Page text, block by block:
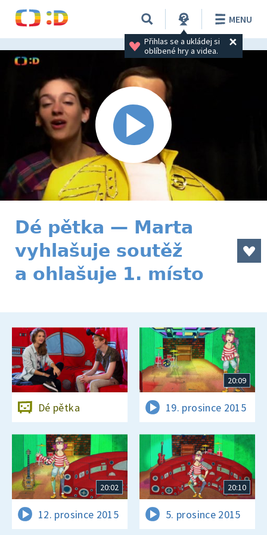
Přihlas se a ukládej si
oblíbené hry a videa.
MENU
Dé pětka — Marta
vyhlašuje soutěž
a ohlašuje 1. místo
Dé pětka
20:09
19. prosince 2015
20:02
12. prosince 2015
20:10
5. prosince 2015